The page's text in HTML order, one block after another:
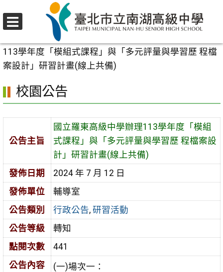
至
要
內
校園公告
113學年度「模組式課程」與「多元評量與學習歷 程檔
案設計」研習計畫(線上共備)
校園公告
公告主旨
國立羅東高級中學辦理113學年度「模組
式課程」與「多元評量與學習歷 程檔案設
計」研習計畫(線上共備)
發佈日期
2024 年 7 月 12 日
發佈單位
輔導室
公告類別
行政公告, 研習活動
公告等級
轉知
點閱次數
441
公告內容
(一)場次一：
選
單